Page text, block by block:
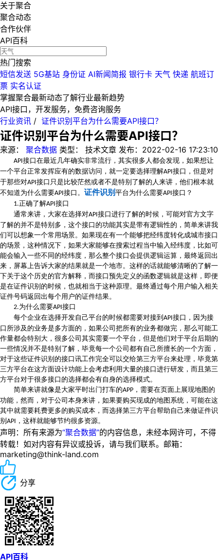
关于聚合
聚合动态
合作伙伴
API百科
热门搜索
短信发送 5G基站 身份证 AI新闻简报 银行卡 天气 快递 航班订
票 实名认证
掌握聚合最新动态了解行业最新趋势
API接口，开发服务，免费咨询服务
行业资讯 / 证件识别平台为什么需要API接口？
证件识别平台为什么需要API接口？
来源： 聚合数据 类型： 技术文章 发布： 2022-02-16 17:23:10
API接口在最近几年确实非常流行，其实很多人都会发现，如果想让
一个平台正常发挥应有的数据访问，就一定要选择理解API接口，但是对
于那些对API接口只是比较茫然或者不是特别了解的人来讲，他们根本就
不知道为什么需要API接口。 证件识别 平台为什么需要API接口？
1.正确了解API接口
通常来讲，大家在选择对API接口进行了解的时候，可能对官方文字
了解的并不是特别多，这个接口的功能其实是带有逻辑性的，简单来讲我
们可以想象一个常用场景。如果现在有一个能够把经纬度转化成城市接口
的场景，这种情况下，如果大家能够在搜索过程当中输入经纬度，比如可
能会输入一些不同的经纬度，那么整个接口会提供逻辑运算，最终返回出
来，屏幕上告诉大家的结果就是一个地市。这样的话就能够清晰的了解一
下关于这个历史的官方解释，而接口预先定义的函数逻辑就是这样，即便
是在证件识别的时候，也就相当于这种原理。最终通过每个用户输入相关
证件号码返回出每个用户的证件结果。
2.为什么需要API接口
每个企业在选择开发自己平台的时候都需要对接到 API接口，因为接
口所涉及的业务是多方面的，如果公司把所有的业务都做完，那么可能工
作量都会特别大，很多公司其实需要一个平台，但是他们对于平台后期的
一些情况并不是特别了解，毕竟每一个公司都有自己所擅长的一个方面，
对于这些证件识别的接口讯工作完全可以交给第三方平台来处理，毕竟第
三方平台在这方面设计功能上会考虑利用大量的接口进行研发，而且第三
方平台对于很多接口的选择都会有自身的选择模式。
简单来讲就像是大家平时出门打车的APP ，需要在页面上展现地图的
功能，然而，对于公司本身来讲，如果要购买现成的地图系统，可能在这
其中就需要耗费更多的购买成本，而选择第三方平台帮助自己来做证件识
别 API ，这样就能够节约很多资源。
声明：所有来源为“聚合数据”的内容信息，未经本网许可，不得
转载！如对内容有异议或投诉，请与我们联系。邮箱：
marketing@think-land.com
分享
API百科